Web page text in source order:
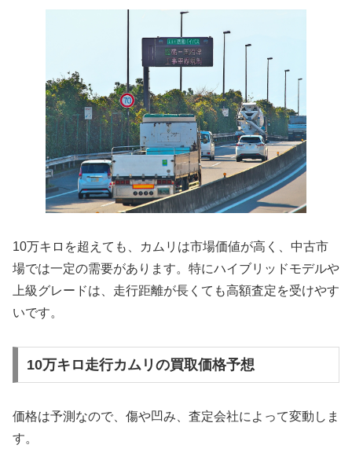
10万キロを超えても、カムリは市場価値が高く、中古市
場では一定の需要があります。特にハイブリッドモデルや
上級グレードは、走行距離が長くても高額査定を受けやす
いです。
10万キロ走行カムリの買取価格予想
価格は予測なので、傷や凹み、査定会社によって変動しま
す。